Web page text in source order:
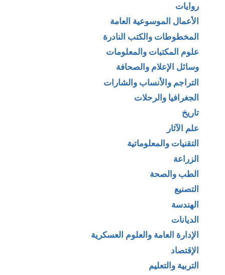
روايات
الأعمال الموسوعية العامة
المخطوطات والكتب النادرة
علوم المكتبات والمعلومات
وسائل الإعلام والصحافة
التراجم والأنساب والشارات
الجغرافيا والرحلات
تاريخ
علم الآثار
التقنيات والمعلوماتية
الزراعة
الطب والصحة
التصنيع
الهندسة
الديانات
الإدارة العامة والعلوم العسكرية
الإقتصاد
التربية والتعليم